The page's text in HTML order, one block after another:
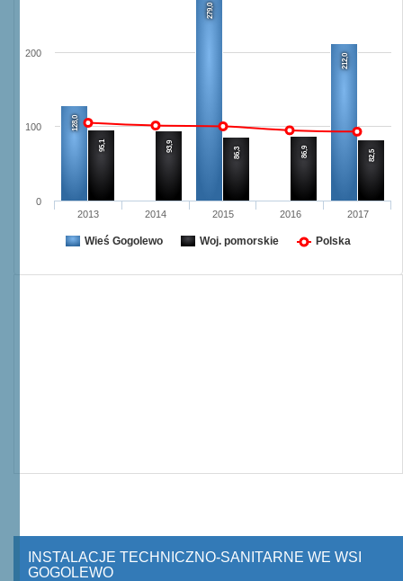
128,0
279,0
212,0
95,1 93,9 86,3 86,9 82,5
2013 2014 2015 2016 2017
0
100
200
Wieś Gogolewo Woj. pomorskie Polska
INSTALACJE TECHNICZNO-SANITARNE WE WSI
GOGOLEWO